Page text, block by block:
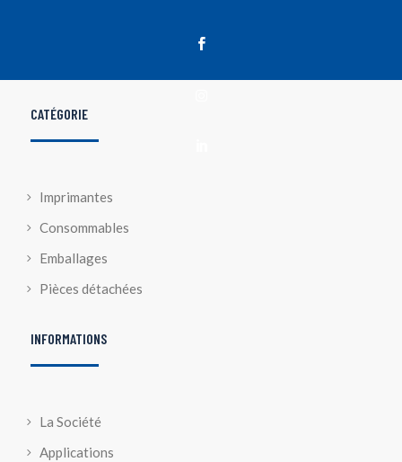

CATÉGORIE
Imprimantes
Consommables
Emballages
Pièces détachées
INFORMATIONS
La Société
Applications